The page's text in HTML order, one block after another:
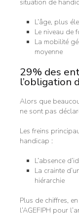
situation de
L’âge, plus
Le niveau de
La mobilité
moyenne
29% des
l’obligation
Alors que
ne sont pas
Les freins
handicap :
L’absence
La crainte
hiérarchie
Plus de chiffres,
l’AGEFIPH pour